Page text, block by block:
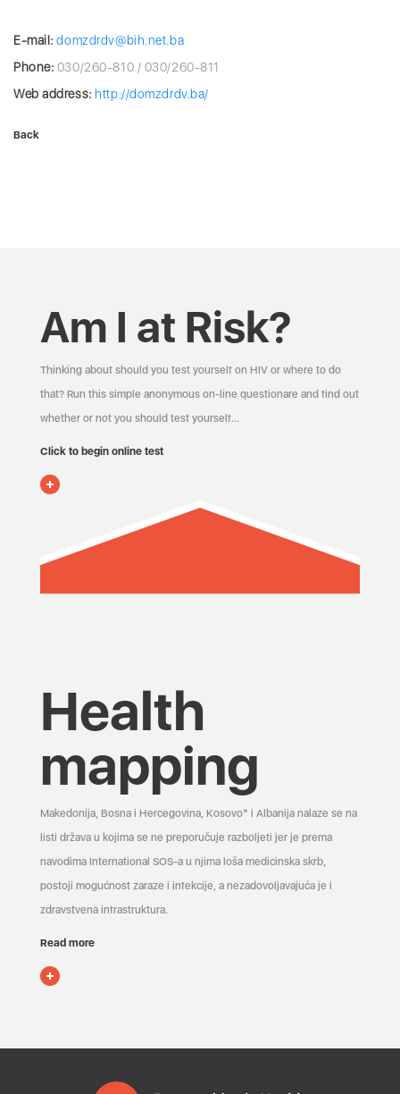
E-mail: domzdrdv@bih.net.ba
Phone: 030/260-810 / 030/260-811
Web address: http://domzdrdv.ba/
Back
Am I at Risk?
Thinking about should you test yourself on HIV or where to do
that? Run this simple anonymous on-line questionare and find out
whether or not you should test yourself…
Click to begin online test
Health
mapping
Makedonija, Bosna i Hercegovina, Kosovo* i Albanija nalaze se na
listi država u kojima se ne preporučuje razboljeti jer je prema
navodima International SOS-a u njima loša medicinska skrb,
postoji mogućnost zaraze i infekcije, a nezadovoljavajuća je i
zdravstvena infrastruktura.
Read more